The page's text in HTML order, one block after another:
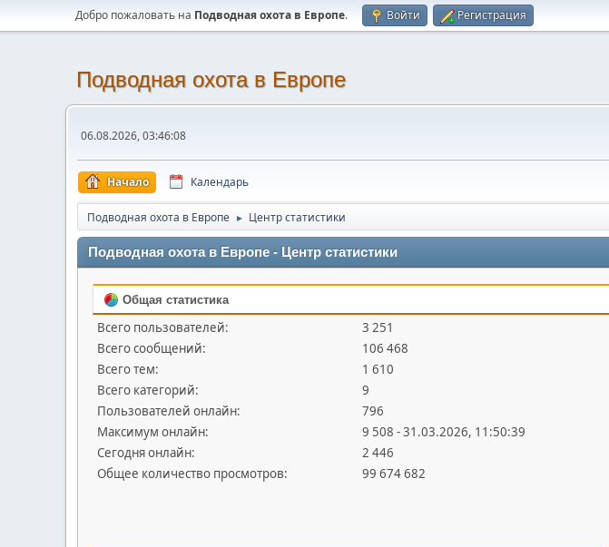
Добро пожаловать на Подводная охота в Европе. Войти Регистрация
Подводная охота в Европе
06.08.2026, 03:46:08
Начало Календарь
Подводная охота в Европе ► Центр статистики
Подводная охота в Европе - Центр статистики
Общая статистика
Всего пользователей:
3 251
Всего сообщений:
106 468
Всего тем:
1 610
Всего категорий:
9
Пользователей онлайн:
796
Максимум онлайн:
9 508 - 31.03.2026, 11:50:39
Сегодня онлайн:
2 446
Общее количество просмотров:
99 674 682